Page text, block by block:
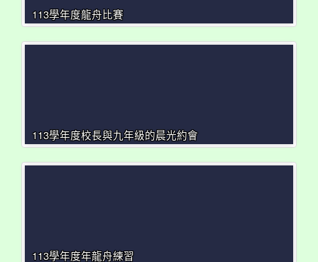
113學年度龍舟比賽
113學年度校長與九年級的晨光約會
113學年度年龍舟練習